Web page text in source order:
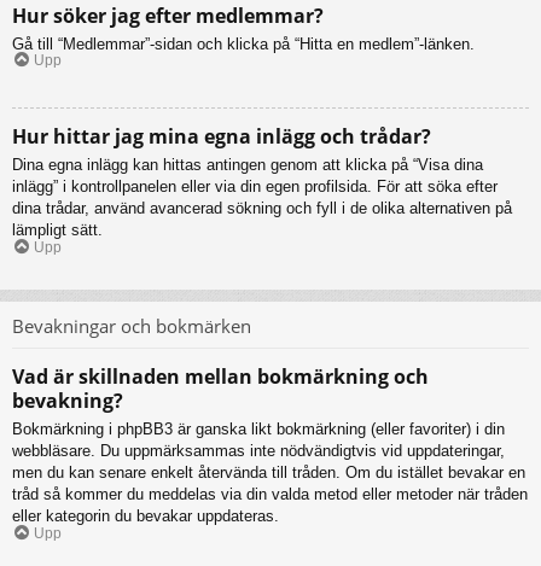
Hur söker jag efter medlemmar?
Gå till “Medlemmar”-sidan och klicka på “Hitta en medlem”-länken.
Upp
Hur hittar jag mina egna inlägg och trådar?
Dina egna inlägg kan hittas antingen genom att klicka på “Visa dina
inlägg” i kontrollpanelen eller via din egen profilsida. För att söka efter
dina trådar, använd avancerad sökning och fyll i de olika alternativen på
lämpligt sätt.
Upp
Bevakningar och bokmärken
Vad är skillnaden mellan bokmärkning och
bevakning?
Bokmärkning i phpBB3 är ganska likt bokmärkning (eller favoriter) i din
webbläsare. Du uppmärksammas inte nödvändigtvis vid uppdateringar,
men du kan senare enkelt återvända till tråden. Om du istället bevakar en
tråd så kommer du meddelas via din valda metod eller metoder när tråden
eller kategorin du bevakar uppdateras.
Upp